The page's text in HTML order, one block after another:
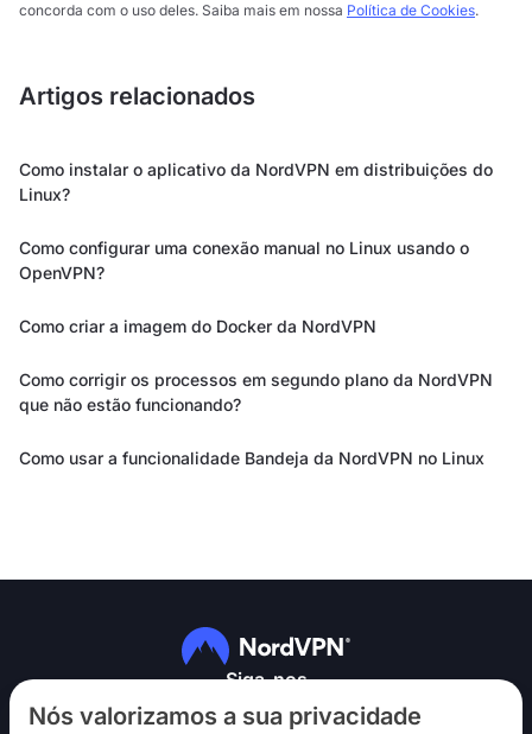
Nós valorizamos a sua privacidade
concorda com o uso deles. Saiba mais em nossa Política de Cookies.
Artigos relacionados
Como instalar o aplicativo da NordVPN em distribuições do
Linux?
Como configurar uma conexão manual no Linux usando o
OpenVPN?
Como criar a imagem do Docker da NordVPN
Como corrigir os processos em segundo plano da NordVPN
que não estão funcionando?
Como usar a funcionalidade Bandeja da NordVPN no Linux
Siga-nos